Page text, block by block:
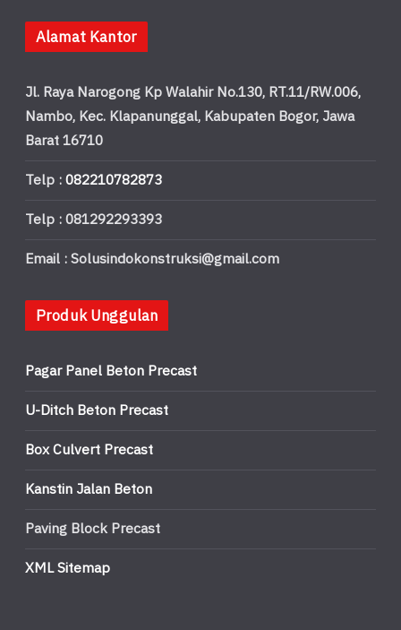
Alamat Kantor
Jl. Raya Narogong Kp Walahir No.130, RT.11/RW.006,
Nambo, Kec. Klapanunggal, Kabupaten Bogor, Jawa
Barat 16710
Telp :082210782873
Telp : 081292293393
Email : Solusindokonstruksi@gmail.com
Produk Unggulan
Pagar Panel Beton Precast
U-Ditch Beton Precast
Box Culvert Precast
Kanstin Jalan Beton
Paving Block Precast
XML Sitemap